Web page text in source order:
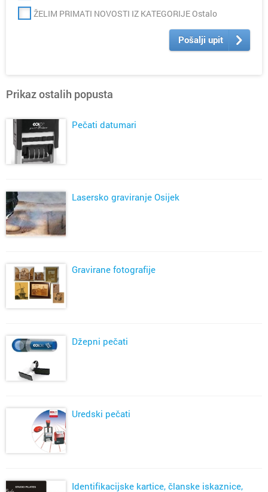
ŽELIM PRIMATI NOVOSTI IZ KATEGORIJE Ostalo
Pošalji upit
Prikaz ostalih popusta
Pečati datumari
Lasersko graviranje Osijek
Gravirane fotografije
Džepni pečati
Uredski pečati
Identifikacijske kartice, članske iskaznice,